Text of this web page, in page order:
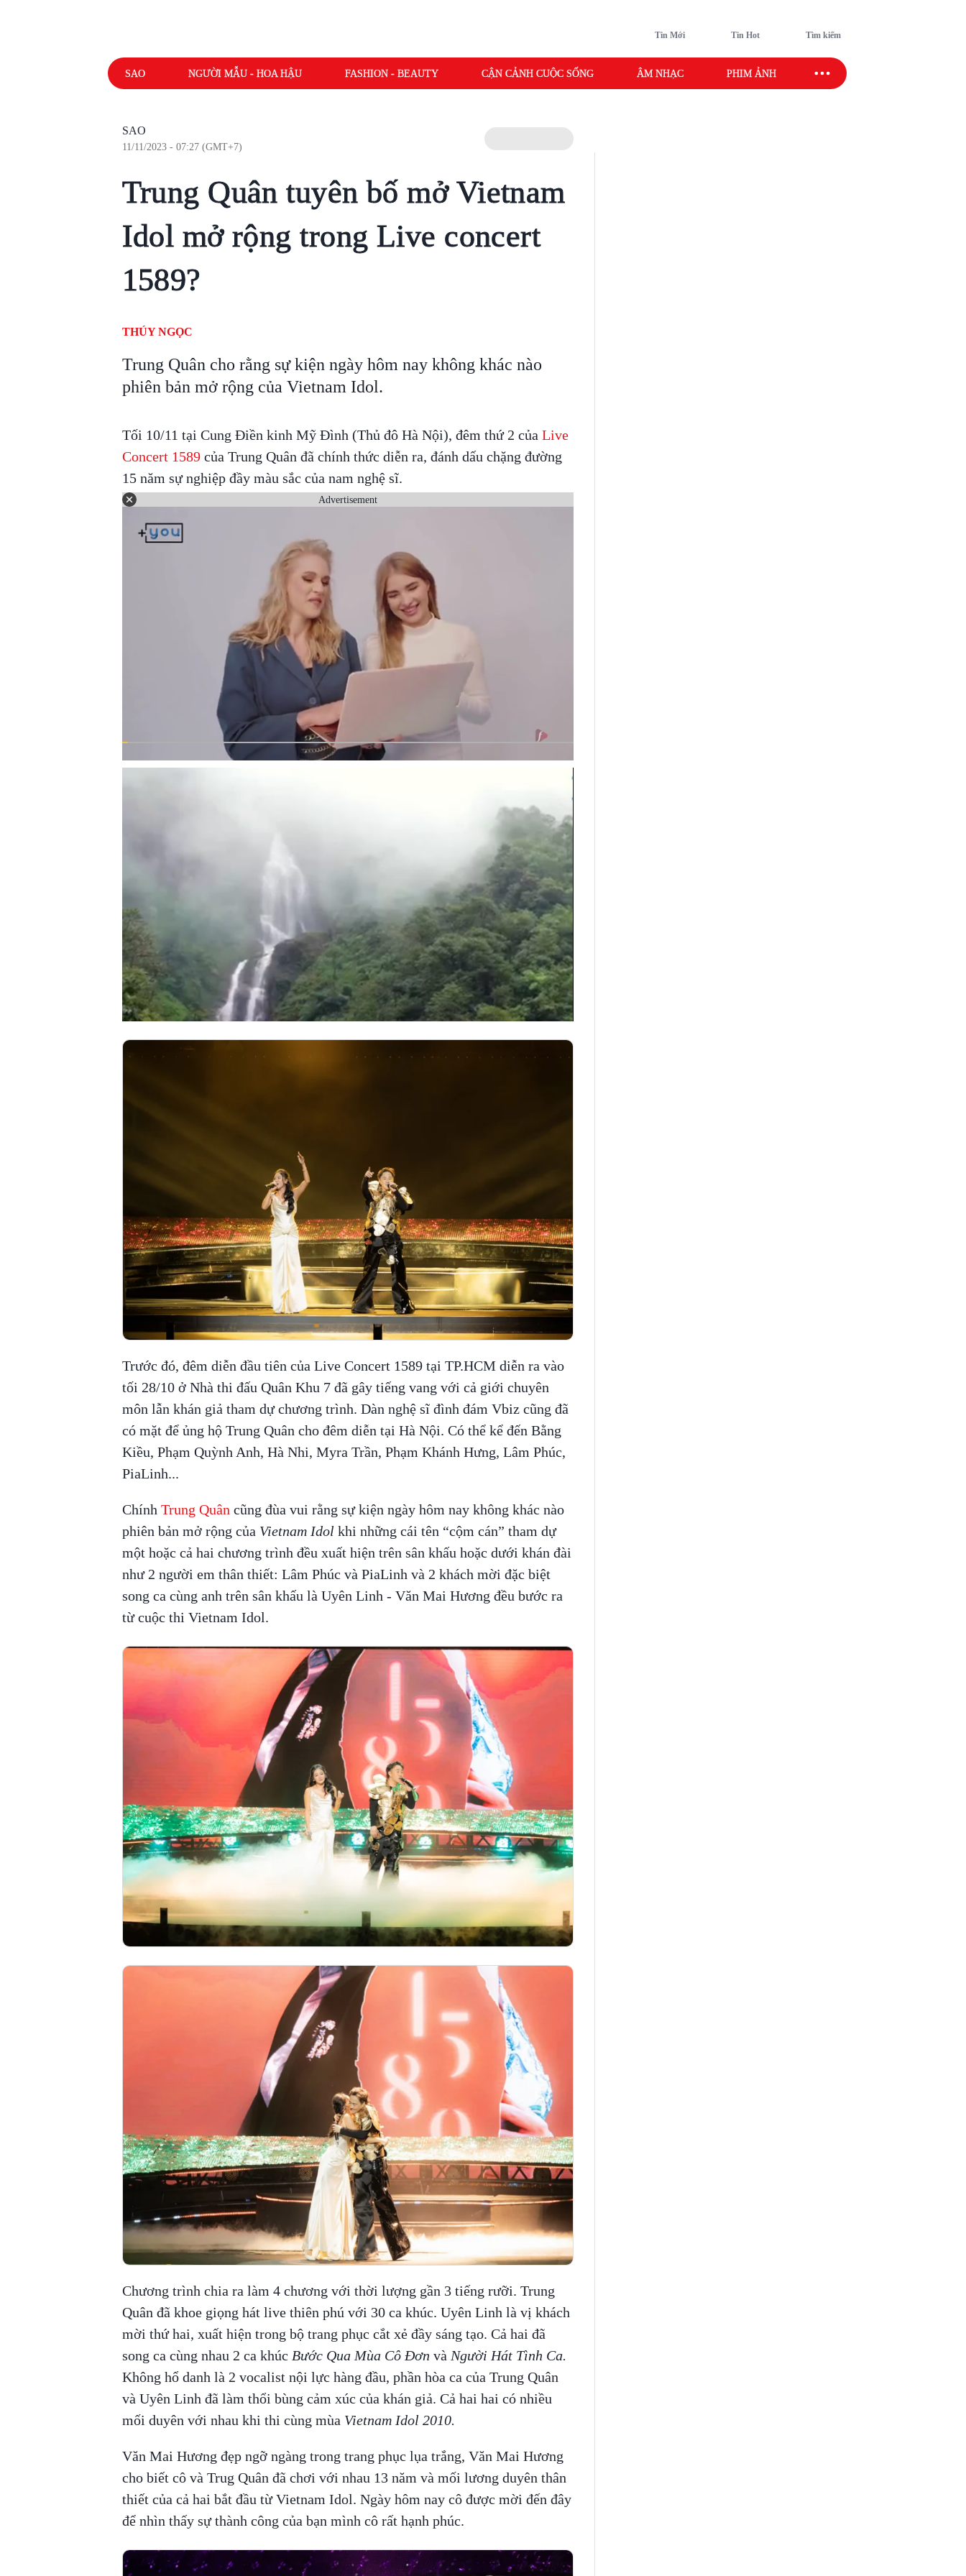
Tin Mới Tin Hot Tìm kiếm
SAO NGƯỜI MẪU - HOA HẬU FASHION - BEAUTY CẬN CẢNH CUỘC SỐNG ÂM NHẠC PHIM ẢNH SAO SPORT
SAO
11/11/2023 - 07:27 (GMT+7)
Trung Quân tuyên bố mở Vietnam
Idol mở rộng trong Live concert
1589?
THÚY NGỌC
Trung Quân cho rằng sự kiện ngày hôm nay không khác nào
phiên bản mở rộng của Vietnam Idol.
Tối 10/11 tại Cung Điền kinh Mỹ Đình (Thủ đô Hà Nội), đêm thứ 2 của Live
Concert 1589của Trung Quân đã chính thức diễn ra, đánh dấu chặng đường
15 năm sự nghiệp đầy màu sắc của nam nghệ sĩ.
Advertisement
Trước đó, đêm diễn đầu tiên của Live Concert 1589 tại TP.HCM diễn ra vào
tối 28/10 ở Nhà thi đấu Quân Khu 7 đã gây tiếng vang với cả giới chuyên
môn lẫn khán giả tham dự chương trình. Dàn nghệ sĩ đình đám Vbiz cũng đã
có mặt để ủng hộ Trung Quân cho đêm diễn tại Hà Nội. Có thể kể đến Bằng
Kiều, Phạm Quỳnh Anh, Hà Nhi, Myra Trần, Phạm Khánh Hưng, Lâm Phúc,
PiaLinh...
Chính Trung Quân cũng đùa vui rằng sự kiện ngày hôm nay không khác nào
phiên bản mở rộng của Vietnam Idol khi những cái tên “cộm cán” tham dự
một hoặc cả hai chương trình đều xuất hiện trên sân khấu hoặc dưới khán đài
như 2 người em thân thiết: Lâm Phúc và PiaLinh và 2 khách mời đặc biệt
song ca cùng anh trên sân khấu là Uyên Linh - Văn Mai Hương đều bước ra
từ cuộc thi Vietnam Idol.
Chương trình chia ra làm 4 chương với thời lượng gần 3 tiếng rưỡi. Trung
Quân đã khoe giọng hát live thiên phú với 30 ca khúc. Uyên Linh là vị khách
mời thứ hai, xuất hiện trong bộ trang phục cắt xẻ đầy sáng tạo. Cả hai đã
song ca cùng nhau 2 ca khúc Bước Qua Mùa Cô Đơn và Người Hát Tình Ca.
Không hổ danh là 2 vocalist nội lực hàng đầu, phần hòa ca của Trung Quân
và Uyên Linh đã làm thổi bùng cảm xúc của khán giả. Cả hai hai có nhiều
mối duyên với nhau khi thi cùng mùa Vietnam Idol 2010.
Văn Mai Hương đẹp ngỡ ngàng trong trang phục lụa trắng, Văn Mai Hương
cho biết cô và Trug Quân đã chơi với nhau 13 năm và mối lương duyên thân
thiết của cả hai bắt đầu từ Vietnam Idol. Ngày hôm nay cô được mời đến đây
để nhìn thấy sự thành công của bạn mình cô rất hạnh phúc.